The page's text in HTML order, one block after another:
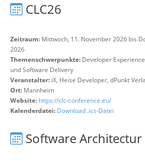
CLC26
Zeitraum: Mittwoch, 11. November 2026 bis
2026
Themenschwerpunkte: Developer
und Software Delivery
Veranstalter: iX, Heise Developer, dPunkt
Ort: Mannheim
Website: https://clc-conference.eu/
Kalenderdatei: Download .ics-Datei
Software